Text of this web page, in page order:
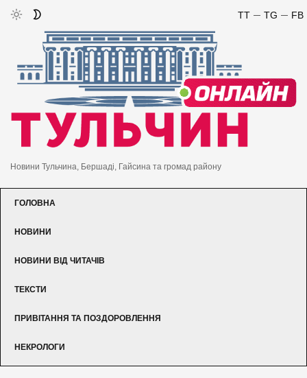
FB
TG
TT
Новини Тульчина, Бершаді, Гайсина та громад району
ГОЛОВНА
НОВИНИ
НОВИНИ ВІД ЧИТАЧІВ
ТЕКСТИ
ПРИВІТАННЯ ТА ПОЗДОРОВЛЕННЯ
НЕКРОЛОГИ